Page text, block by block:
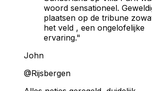
woord sensationeel.
plaatsen op de tribune
het veld , een ongelofelijke
ervaring."
John
@Rijsbergen